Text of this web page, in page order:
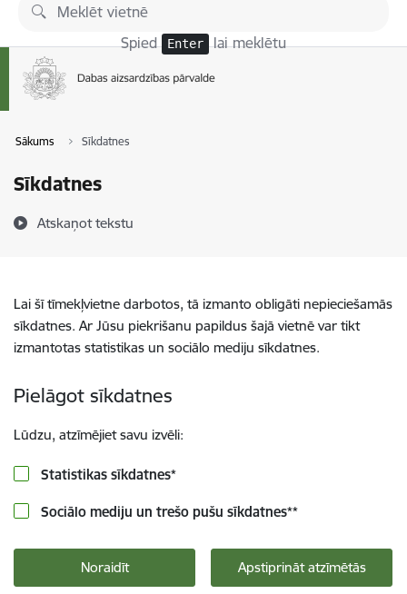
Pāriet uz lapas saturu
Spied Enter lai meklētu
Sākums Sīkdatnes
Sīkdatnes
Atskaņot tekstu
Lai šī tīmekļvietne darbotos, tā izmanto obligāti nepieciešamās
sīkdatnes. Ar Jūsu piekrišanu papildus šajā vietnē var tikt
izmantotas statistikas un sociālo mediju sīkdatnes.
Pielāgot sīkdatnes
Lūdzu, atzīmējiet savu izvēli:
Statistikas sīkdatnes*
Sociālo mediju un trešo pušu sīkdatnes**
Noraidīt Apstiprināt atzīmētās